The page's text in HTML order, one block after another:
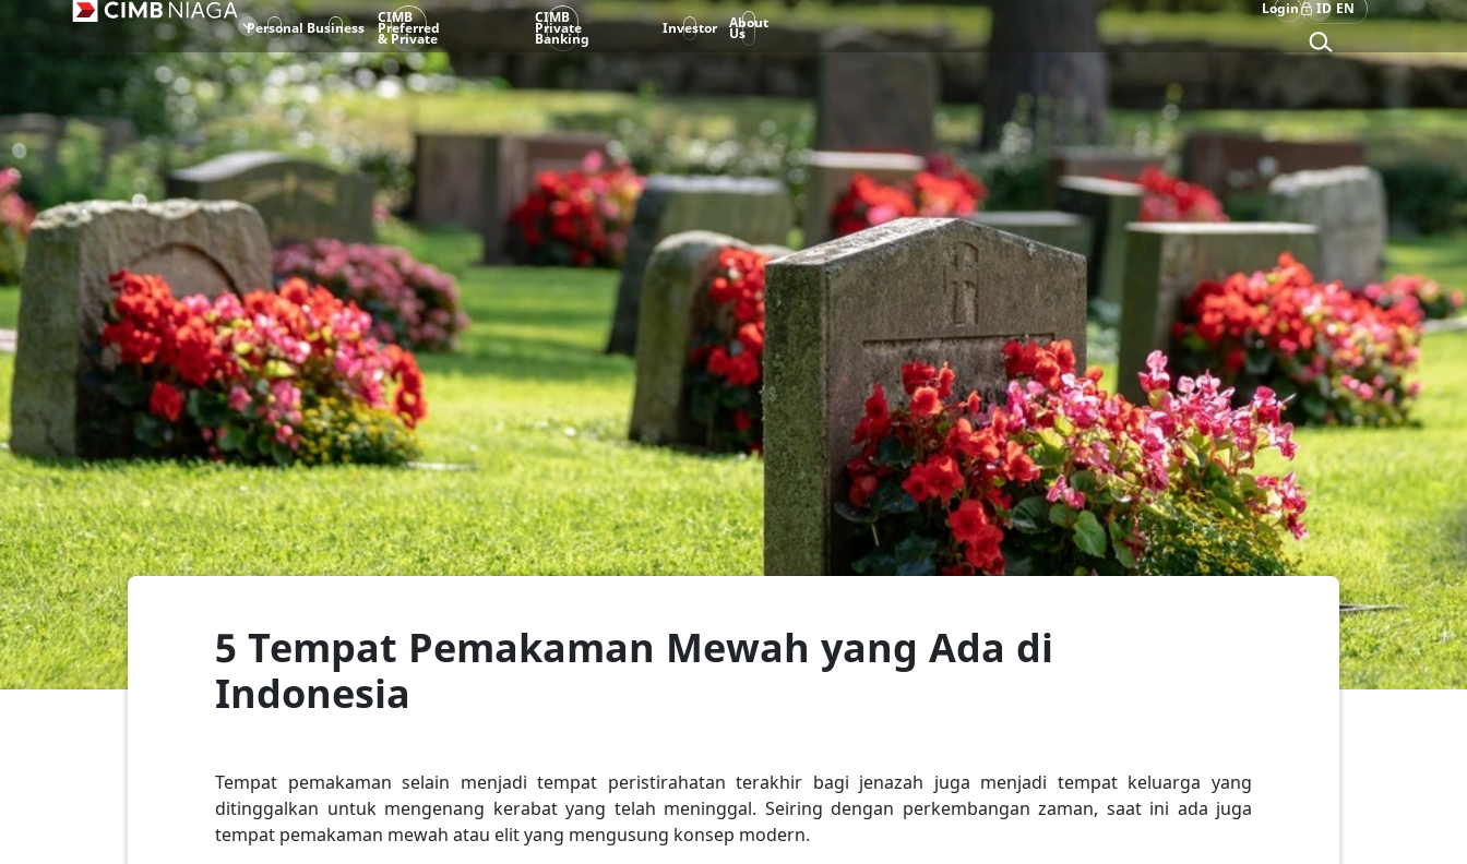
Personal Business
CIMB
Preferred
& Private
CIMB
Private
Banking
Investor About
Us
Login ID EN
5 Tempat Pemakaman Mewah yang Ada di
Indonesia
Tempat pemakaman selain menjadi tempat peristirahatan terakhir bagi jenazah juga menjadi tempat keluarga yang
ditinggalkan untuk mengenang kerabat yang telah meninggal. Seiring dengan perkembangan zaman, saat ini ada juga
tempat pemakaman mewah atau elit yang mengusung konsep modern.